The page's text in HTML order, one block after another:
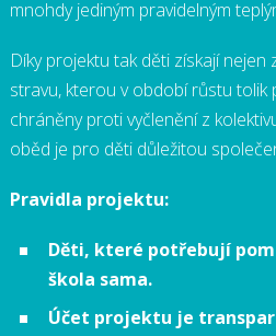
mnohdy jediným pravidelným
Díky projektu tak děti získají nejen
stravu, kterou v období růstu tolik
chráněny proti vyčlenění z
oběd je pro děti důležitou
Pravidla projektu:
Děti, které potřebují
škola sama.
Účet projektu je